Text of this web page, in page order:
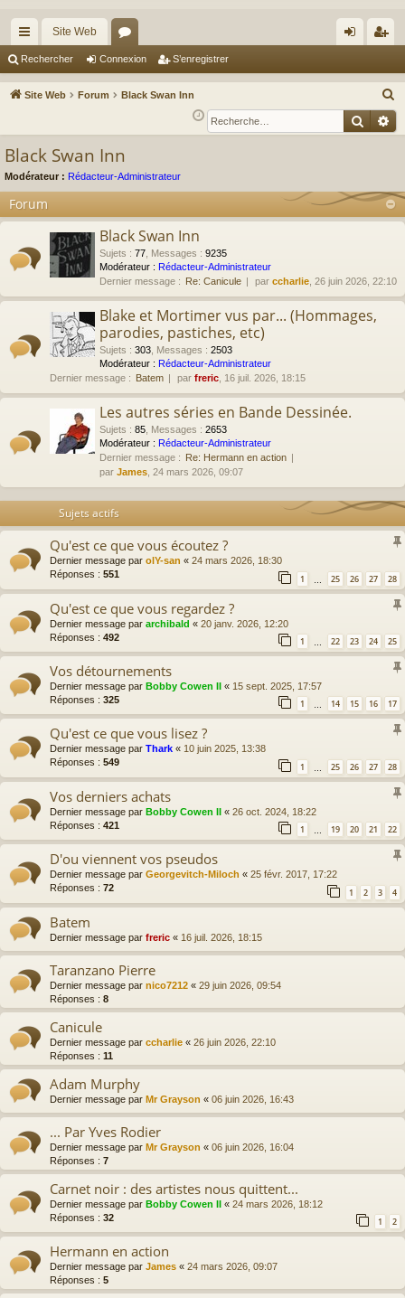
cc
ès
Site Web
or
u ne
xi
nr
eg
r
Rechercher Connexion S’enregistrer
Site Web Forum Black Swan Inn
e
c
r
Black Swan Inn
Modérateur : Rédacteur-Administrateur
Forum
Black Swan Inn
Sujets : 77 Messages : 9235
Modérateur : Rédacteur-Administrateur
Dernier message :
Re: Canicule par ccharlie , 26 juin 2026, 22:10
Blake et Mortimer vus par... (Hommages,
parodies, pastiches, etc)
Sujets : 303 Messages : 2503
Modérateur : Rédacteur-Administrateur
Dernier message :
Batem par freric , 16 juil. 2026, 18:15
Les autres séries en Bande Dessinée.
Sujets : 85 Messages : 2653
Modérateur : Rédacteur-Administrateur
Dernier message :
Re: Hermann en action
par James , 24 mars 2026, 09:07
Sujets actifs
Qu'est ce que vous écoutez ?
Dernier message par olY-san « 24 mars 2026, 18:30
Réponses : 551 1 25 26 27 28
Qu'est ce que vous regardez ?
Dernier message par archibald « 20 janv. 2026, 12:20
Réponses : 492 1 … 22 23 24 25
Vos détournements
Dernier message par Bobby Cowen II « 15 sept. 2025, 17:57
Réponses : 325 1 … 14 15 16 17
Qu'est ce que vous lisez ?
Dernier message par Thark « 10 juin 2025, 13:38
Réponses : 549 1 25 26 27 28
Vos derniers achats
Dernier message par Bobby Cowen II « 26 oct. 2024, 18:22
Réponses : 421 1 … 19 20 21 22
D'ou viennent vos pseudos
Dernier message par Georgevitch-Miloch « 25 févr. 2017, 17:22
Réponses : 72 1 2 3 4
Batem
Dernier message par freric « 16 juil. 2026, 18:15
Taranzano Pierre
Dernier message par nico7212 « 29 juin 2026, 09:54
Réponses : 8
Canicule
Dernier message par ccharlie « 26 juin 2026, 22:10
Réponses : 11
Adam Murphy
Dernier message par Mr Grayson « 06 juin 2026, 16:43
... Par Yves Rodier
Dernier message par Mr Grayson « 06 juin 2026, 16:04
Réponses : 7
Carnet noir : des artistes nous quittent...
Dernier message par Bobby Cowen II « 24 mars 2026, 18:12
Réponses : 32 1 2
Hermann en action
Dernier message par James « 24 mars 2026, 09:07
Réponses : 5